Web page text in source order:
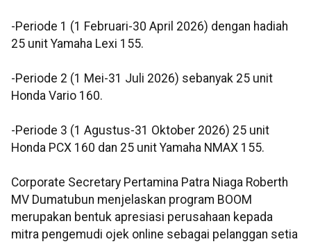
-Periode 1 (1 Februari-30 April 2026) dengan hadiah
25 unit Yamaha Lexi 155.
⁠-Periode 2 (1 Mei-31 Juli 2026) sebanyak 25 unit
Honda Vario 160.
-Periode 3 (1 Agustus-31 Oktober 2026) 25 unit
Honda PCX 160 dan 25 unit Yamaha NMAX 155.
Corporate Secretary Pertamina Patra Niaga Roberth
MV Dumatubun menjelaskan program BOOM
merupakan bentuk apresiasi perusahaan kepada
mitra pengemudi ojek online sebagai pelanggan setia